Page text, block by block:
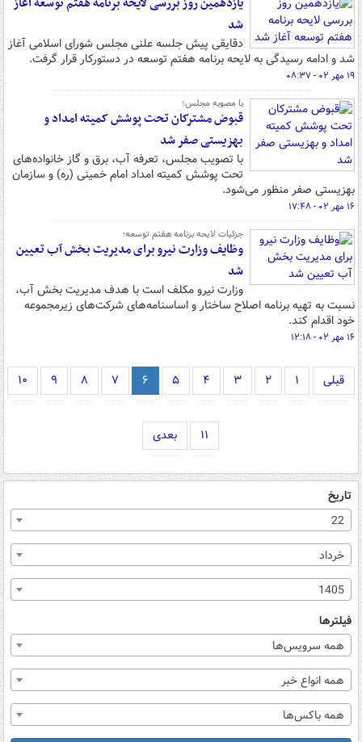
شد
دقایقی پیش جلسه علنی مجلس شورای اسلامی آغاز
شد و ادامه رسیدگی به لایحه برنامه هفتم توسعه در دستورکار قرار گرفت.
۱۹ مهر ۰۲ - ۰۸:۳۷
با مصوبه مجلس؛
قبوض مشترکان تحت پوشش کمیته امداد و
بهزیستی صفر شد
با تصویب مجلس، تعرفه آب، برق و گاز خانواده‌های
تحت پوشش کمیته امداد امام خمینی (ره) و سازمان
بهزیستی صفر منظور می‌شود.
۱۶ مهر ۰۲ - ۱۷:۴۸
جزئیات لایحه برنامه هفتم توسعه؛
وظایف وزارت نیرو برای مدیریت بخش آب تعیین
شد
وزارت نیرو مکلف است با هدف مدیریت بخش آب،
نسبت به تهیه برنامه اصلاح ساختار و اساسنامه‌های شرکت‌های زیرمجموعه
خود اقدام کند.
۱۶ مهر ۰۲ - ۱۲:۱۸
قبلی ۱ ۲ ۳ ۴ ۵ ۶ ۷ ۸ ۹ ۱۰
۱۱ بعدی
تاریخ
22
خرداد
1405
فیلترها
همه سرویس‌ها
همه انواع خبر
همه باکس‌ها